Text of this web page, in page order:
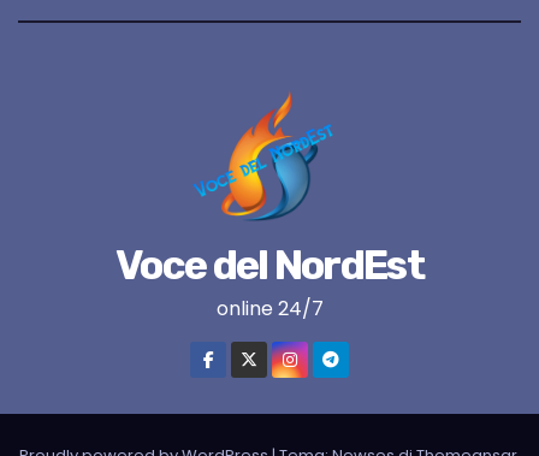
Voce del NordEst
online 24/7